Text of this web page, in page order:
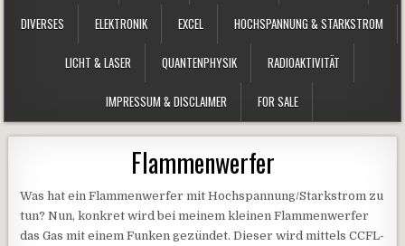
DIVERSES ELEKTRONIK EXCEL HOCHSPANNUNG & STARKSTROM
LICHT & LASER QUANTENPHYSIK RADIOAKTIVITÄT
IMPRESSUM & DISCLAIMER FOR SALE
Flammenwerfer
Was hat ein Flammenwerfer mit Hochspannung/Starkstrom zu
tun? Nun, konkret wird bei meinem kleinen Flammenwerfer
das Gas mit einem Funken gezündet. Dieser wird mittels CCFL-